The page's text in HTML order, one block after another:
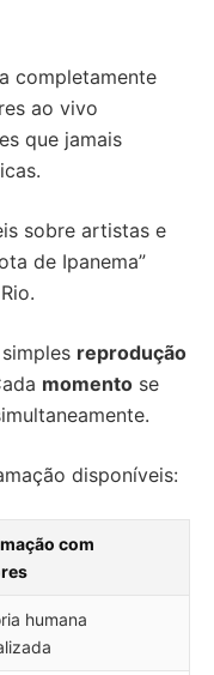
completamente
ao vivo
que jamais
sobre artistas e
de Ipanema”
reprodução
momento se
disponíveis:
com
humana